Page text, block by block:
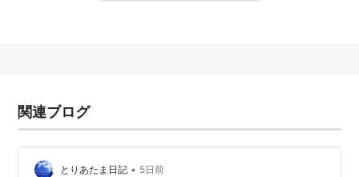
関連ブログ
とりあたま日記 • 5日前